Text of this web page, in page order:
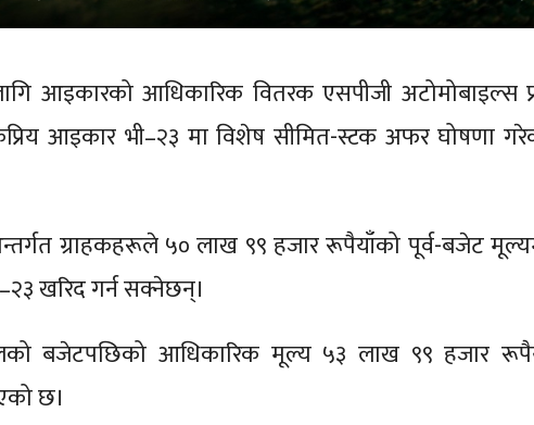
आइकारको आधिकारिक वितरक एसपीजी अटोमोबाइल्स
आइकार भी–२३ मा विशेष सीमित-स्टक अफर घोषणा
ग्राहकहरूले ५० लाख ९९ हजार रूपैयाँको पूर्व-बजेट
खरिद गर्न सक्नेछन्।
बजेटपछिको आधिकारिक मूल्य ५३ लाख ९९ हजार
छ।